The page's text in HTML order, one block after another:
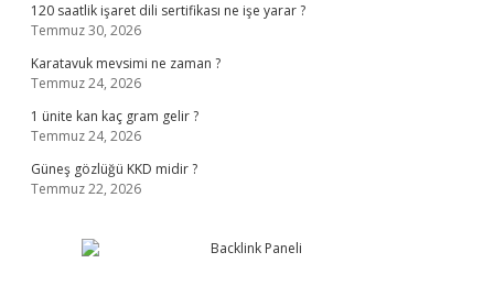
120 saatlik işaret dili sertifikası ne işe yarar ?
Temmuz 30, 2026
Karatavuk mevsimi ne zaman ?
Temmuz 24, 2026
1 ünite kan kaç gram gelir ?
Temmuz 24, 2026
Güneş gözlüğü KKD midir ?
Temmuz 22, 2026